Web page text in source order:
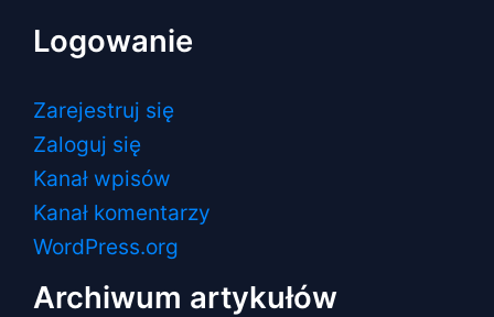
Logowanie
Zarejestruj się
Zaloguj się
Kanał wpisów
Kanał komentarzy
WordPress.org
Archiwum artykułów